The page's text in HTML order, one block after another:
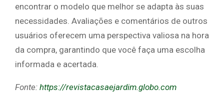
encontrar o modelo que melhor se adapta às suas
necessidades. Avaliações e comentários de outros
usuários oferecem uma perspectiva valiosa na hora
da compra, garantindo que você faça uma escolha
informada e acertada.
Fonte: https://revistacasaejardim.globo.com